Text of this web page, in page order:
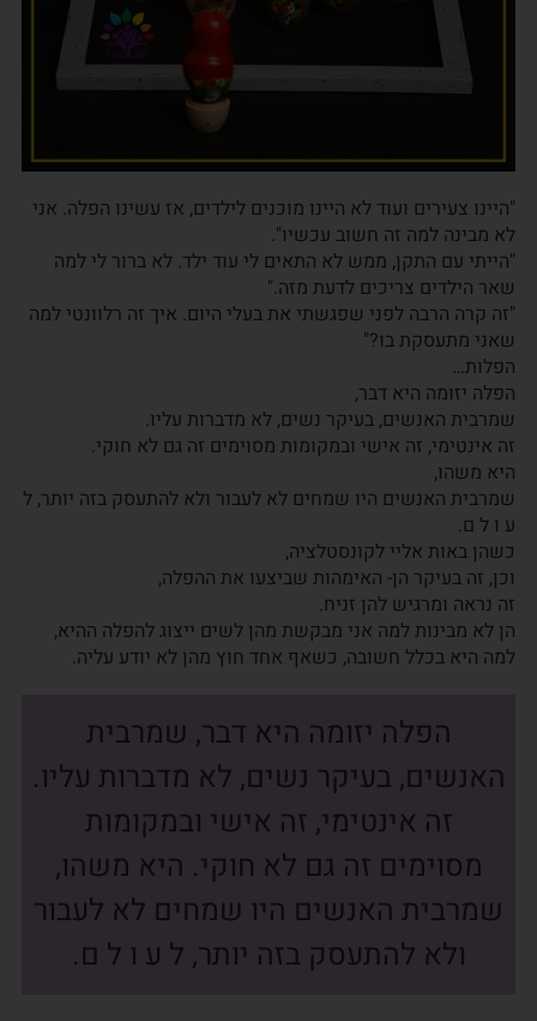
"היינו צעירים ועוד לא היינו מוכנים לילדים, אז עשינו הפלה. אני
לא מבינה למה זה חשוב עכשיו".
"הייתי עם התקן, ממש לא התאים לי עוד ילד. לא ברור לי למה
שאר הילדים צריכים לדעת מזה."
"זה קרה הרבה לפני שפגשתי את בעלי היום. איך זה רלוונטי למה
שאני מתעסקת בו?"
הפלות…
הפלה יזומה היא דבר,
שמרבית האנשים, בעיקר נשים, לא מדברות עליו.
זה אינטימי, זה אישי ובמקומות מסוימים זה גם לא חוקי.
היא משהו,
שמרבית האנשים היו שמחים לא לעבור ולא להתעסק בזה יותר, ל
ע ו ל ם.
כשהן באות אליי לקונסטלציה,
וכן, זה בעיקר הן- האימהות שביצעו את ההפלה,
זה נראה ומרגיש להן זניח.
הן לא מבינות למה אני מבקשת מהן לשים ייצוג להפלה ההיא,
למה היא בכלל חשובה, כשאף אחד חוץ מהן לא יודע עליה.
הפלה יזומה היא דבר, שמרבית
האנשים, בעיקר נשים, לא מדברות עליו.
זה אינטימי, זה אישי ובמקומות
מסוימים זה גם לא חוקי. היא משהו,
שמרבית האנשים היו שמחים לא לעבור
ולא להתעסק בזה יותר, ל ע ו ל ם.